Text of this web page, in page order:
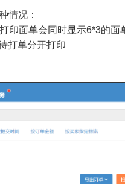
情况：
印面单会同时显示6*3的面
打单分开打印